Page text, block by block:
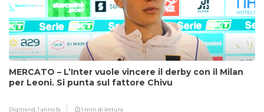
MERCATO – L’Inter vuole vincere il derby con il Milan
per Leoni. Si punta sul fattore Chivu
Digitrend,1 anno fa 1 min di lettura